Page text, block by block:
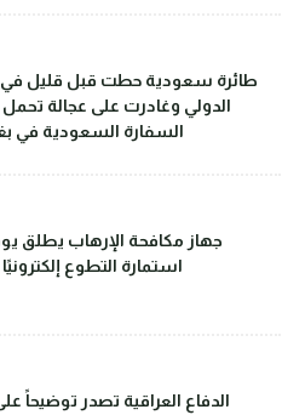
طائرة سعودية حطت قبل قليل في
الدولي وغادرت على عجالة
السفارة السعودية في
جهاز مكافحة الإرهاب يطلق يوم
استمارة التطوع
الدفاع العراقية تصدر توضيحاً